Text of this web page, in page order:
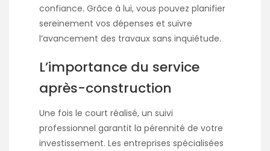
confiance. Grâce à lui, vous pouvez planifier
sereinement vos dépenses et suivre
l’avancement des travaux sans inquiétude.
L’importance du service
après-construction
Une fois le court réalisé, un suivi
professionnel garantit la pérennité de votre
investissement. Les entreprises spécialisées